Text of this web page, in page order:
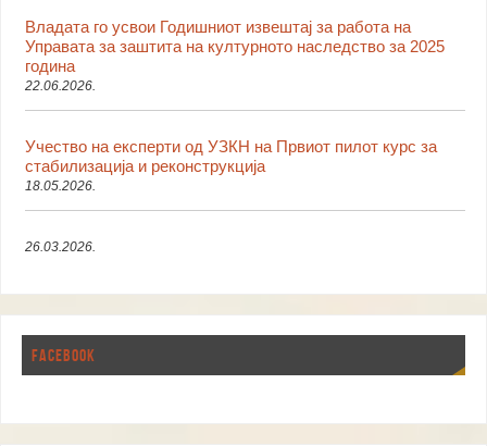
Владата го усвои Годишниот извештај за работа на
Управата за заштита на културното наследство за 2025
година
22.06.2026.
Учество на експерти од УЗКН на Првиот пилот курс за
стабилизација и реконструкција
18.05.2026.
26.03.2026.
FACEBOOK